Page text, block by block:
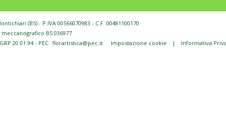
(BS) - P.IVA 00566070983 - C.F. 00481100170
meccanografico BS 036977
20.01.94 - PEC florartistica@pec.it Impostazione cookie | Informativa